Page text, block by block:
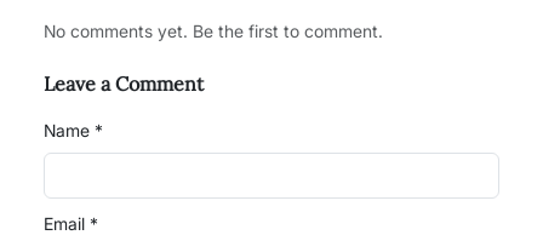
No comments yet. Be the first to comment.
Leave a Comment
Name *
Email *